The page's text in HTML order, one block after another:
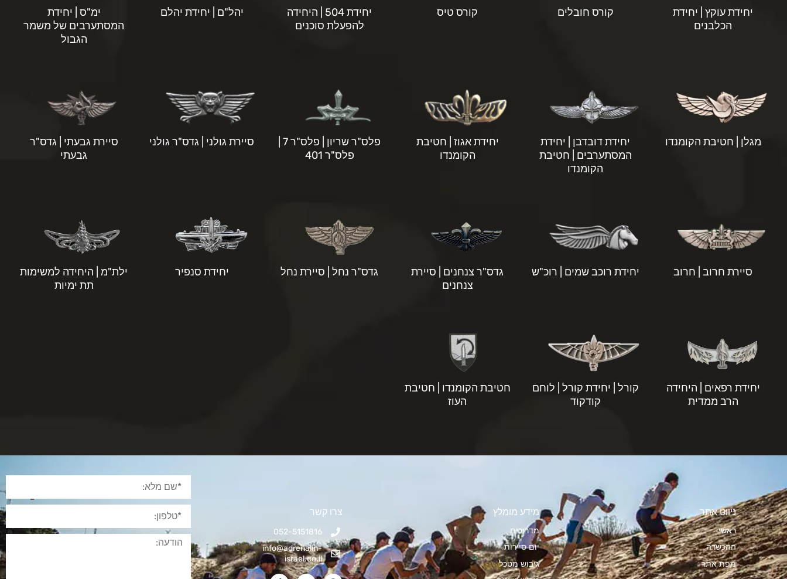
יחידת עוקץ | יחידת
הכלבנים
קורס חובלים קורס טיס
יחידת 504 | היחידה
להפעלת סוכנים
יהל"ם | יחידת יהלם
ימ"ס | יחידת
המסתערבים של משמר
הגבול
מגלן | חטיבת הקומנדו
יחידת דובדבן | יחידת
המסתערבים | חטיבת
הקומנדו
יחידת אגוז | חטיבת
הקומנדו
פלס"ר שריון | פלס"ר 7 |
פלס"ר 401
סיירת גולני | גדס"ר גולני
סיירת גבעתי | גדס"ר
גבעתי
סיירת חרוב | חרוב יחידת רוכב שמים | רוכ"ש
גדס"ר צנחנים | סיירת
צנחנים
גדס"ר נחל | סיירת נחל יחידת סנפיר
ילת"מ | היחידה למשימות
תת ימיות
יחידת רפאים | היחידה
הרב ממדית
קורל | יחידת קורל | לוחם
קודקוד
חטיבת הקומנדו | חטיבת
העוז
ניווט אתר
ראשי
ההכשרה
מפת אתר
מידע מומלץ
מדריכים
יום סיירות
גיבוש מטכל
צרו קשר
052-5151816
info@adrenalin-
israel.co.il